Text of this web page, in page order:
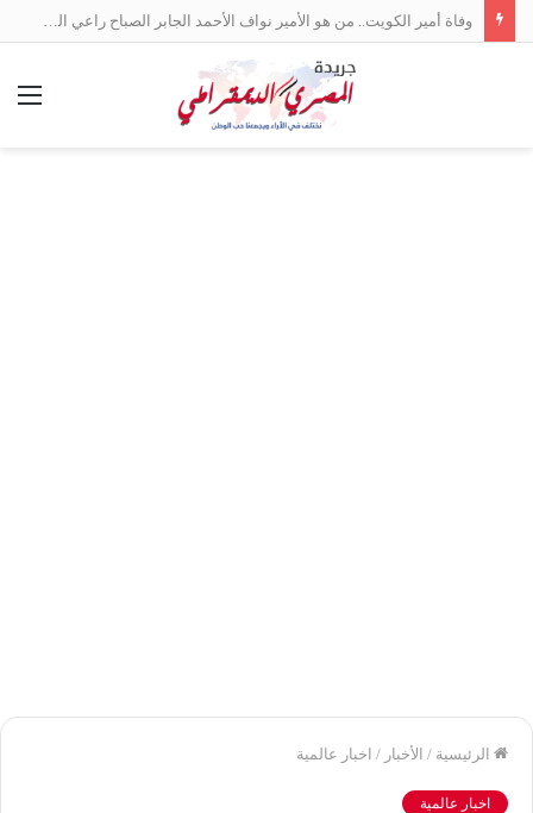
وفاة أمير الكويت.. من هو الأمير نواف الأحمد الجابر الصباح راعي السلام بين العرب؟
الرئيسية / الأخبار / اخبار عالمية
اخبار عالمية